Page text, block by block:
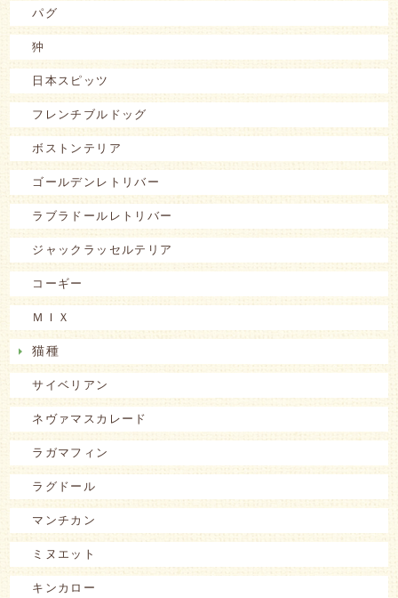
パグ
狆
日本スピッツ
フレンチブルドッグ
ボストンテリア
ゴールデンレトリバー
ラブラドールレトリバー
ジャックラッセルテリア
コーギー
ＭＩＸ
猫種
サイベリアン
ネヴァマスカレード
ラガマフィン
ラグドール
マンチカン
ミヌエット
キンカロー